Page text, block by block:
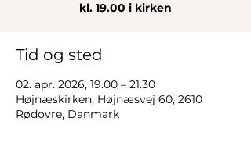
kl. 19.00 i kirken
Tid og sted
02. apr. 2026, 19.00 – 21.30
Højnæskirken, Højnæsvej 60, 2610
Rødovre, Danmark